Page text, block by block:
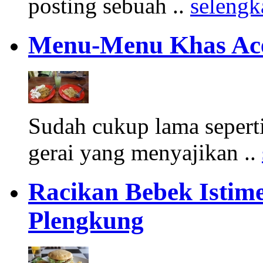
posting sebuah ..
Menu-Menu Khas
Sudah cukup lama
gerai yang menyajikan ..
Racikan Bebek
Plengkung